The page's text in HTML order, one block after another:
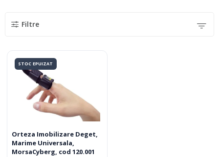
Filtre
STOC EPUIZAT
Orteza Imobilizare Deget,
Marime Universala,
MorsaCyberg, cod 120.001